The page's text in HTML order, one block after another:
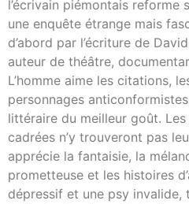
l’écrivain piémontais reforme
une enquête étrange mais
d’abord par l’écriture de
auteur de théâtre,
L’homme aime les citations,
personnages
littéraire du meilleur goût. Les
cadrées n’y trouveront pas
apprécie la fantaisie, la
prometteuse et les histoires
dépressif et une psy